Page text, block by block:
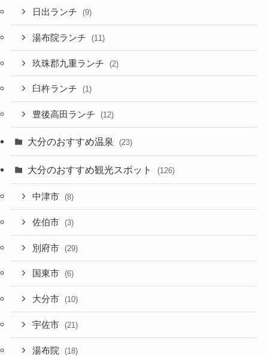
日出ランチ (9)
湯布院ランチ (11)
玖珠郡九重ランチ (2)
臼杵ランチ (1)
豊後高田ランチ (12)
大分のおすすめ温泉 (23)
大分のおすすめ観光スポット (126)
中津市 (8)
佐伯市 (3)
別府市 (29)
国東市 (6)
大分市 (10)
宇佐市 (21)
湯布院 (18)